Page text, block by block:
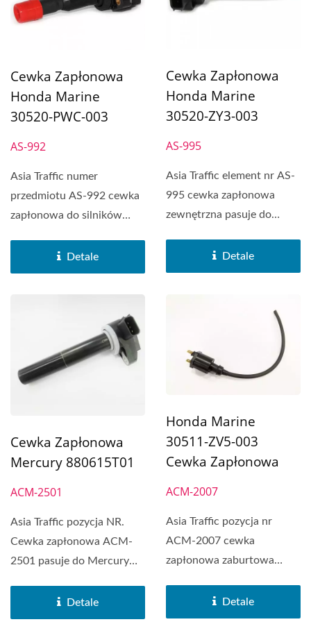
Cewka Zapłonowa
Honda Marine
30520-PWC-003
AS-992
Asia Traffic numer
przedmiotu AS-992 cewka
zapłonowa do silników
Detale
Cewka Zapłonowa
Honda Marine
30520-ZY3-003
AS-995
Asia Traffic element nr AS-
995 cewka zapłonowa
zewnętrzna pasuje do
Detale
Cewka Zapłonowa
Mercury 880615T01
ACM-2501
Asia Traffic pozycja NR.
Cewka zapłonowa ACM-
2501 pasuje do Mercury
Detale
Honda Marine
30511-ZV5-003
Cewka Zapłonowa
ACM-2007
Asia Traffic pozycja nr
ACM-2007 cewka
zapłonowa zaburtowa
przed 1997...Detale